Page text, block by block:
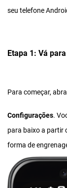
seu telefone
Etapa 1: Vá
Para começar,
Configurações.
para baixo a partir
forma de